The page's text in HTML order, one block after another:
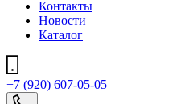
Контакты
Новости
Каталог
+7 (920) 607-05-05